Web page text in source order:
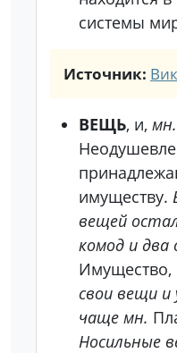
системы
Источник:
ВЕЩЬ, и, мн.
имуществу.
вещей
комод и два
Имущество,
свои вещи и
чаще мн.
Носильные